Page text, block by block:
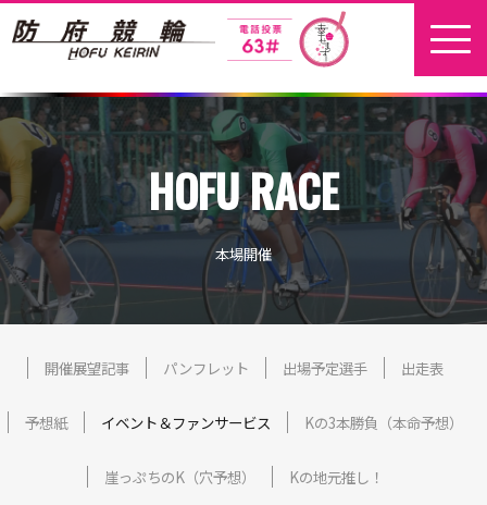
ホーム
新着情報
地元選手
お問い合わせ
開催日程
本場開催
開催展望記事
施設ガイド
HOFU RACE
本場開催
開催展望記事 パンフレット 出場予定選手 出走表
予想紙 イベント＆ファンサービス Kの3本勝負（本命予想）
崖っぷちのK（穴予想） Kの地元推し！